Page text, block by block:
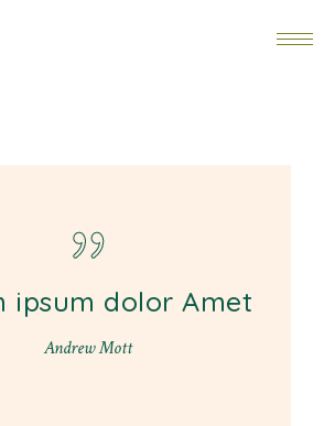
ipsum dolor Amet
Andrew Mott